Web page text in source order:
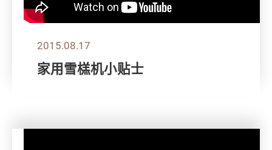
2015.08.17
家用雪榚机小贴士